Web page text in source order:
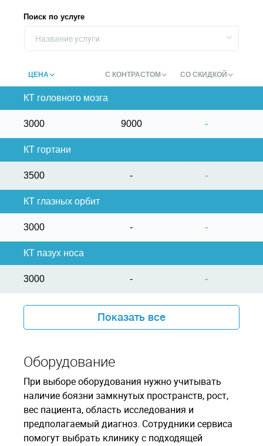
Поиск по услуге
Название услуги
ЦЕНА С КОНТРАСТОМ СО СКИДКОЙ
КТ головного мозга
3000 9000 -
КТ гортани
3500 - -
КТ глазных орбит
3000 - -
КТ пазух носа
3000 - -
Показать все
Оборудование
При выборе оборудования нужно учитывать
наличие боязни замкнутых пространств, рост,
вес пациента, область исследования и
предполагаемый диагноз. Сотрудники сервиса
помогут выбрать клинику с подходящей